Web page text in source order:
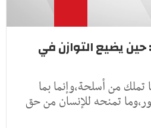
يضيع التوازن في
من أسلحة،وإنما بما
تمنحه للإنسان من حق